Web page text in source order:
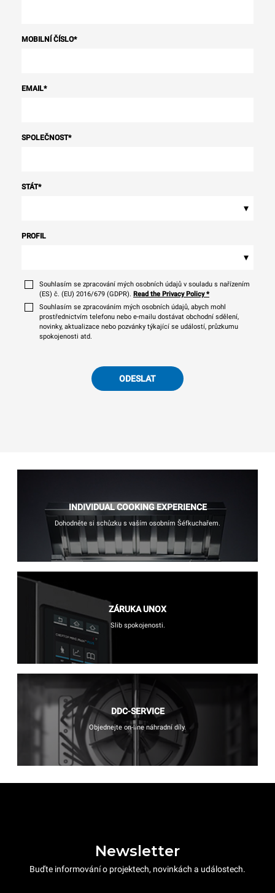
MOBILNÍ ČÍSLO*
EMAIL*
SPOLEČNOST*
STÁT*
▾
PROFIL
▾
Souhlasím se zpracování mých osobních údajů v souladu s nařízením
(ES) č. (EU) 2016/679 (GDPR). Read the Privacy Policy*
Souhlasím se zpracováním mých osobních údajů, abych mohl
prostřednictvím telefonu nebo e-mailu dostávat obchodní sdělení,
novinky, aktualizace nebo pozvánky týkající se událostí, průzkumu
spokojenosti atd.
ODESLAT
INDIVIDUAL COOKING EXPERIENCE
Dohodněte si schůzku s vaším osobním Šéfkuchařem.
ZÁRUKA UNOX
Slib spokojenosti.
DDC-SERVICE
Objednejte on-line náhradní díly.
Newsletter
Buďte informování o projektech, novinkách a událostech.